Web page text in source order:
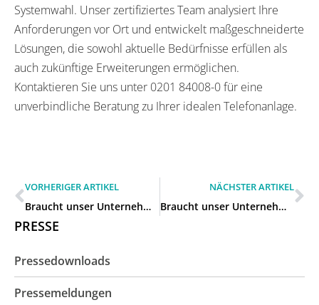
Systemwahl. Unser zertifiziertes Team analysiert Ihre
Anforderungen vor Ort und entwickelt maßgeschneiderte
Lösungen, die sowohl aktuelle Bedürfnisse erfüllen als
auch zukünftige Erweiterungen ermöglichen.
Kontaktieren Sie uns unter 0201 84008-0 für eine
unverbindliche Beratung zu Ihrer idealen Telefonanlage.
VORHERIGER ARTIKEL
Braucht unser Unternehmen eine Cloud-Telefonanlage oder eine lokale Lösung in Köln?
NÄCHSTER ARTIKEL
Braucht unser Unternehmen eine Cloud-Telefonanlage oder eine lokale Lösung in Dorsten?
PRESSE
Pressedownloads
Pressemeldungen